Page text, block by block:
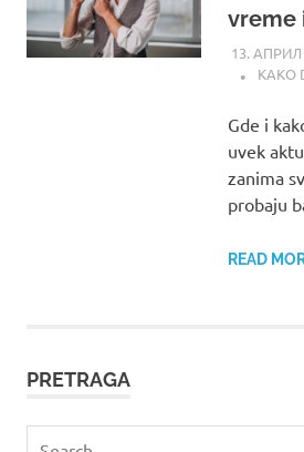
vreme
13. АПРИЛ
KAKO
Gde i
uvek
zanima
probaju
READ
PRETRAGA